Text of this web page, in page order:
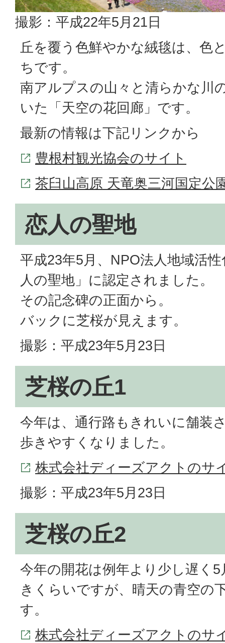
撮影：平成22年5月21日
丘を覆う色鮮やかな絨毯は、色
ちです。
南アルプスの山々と清らかな川
いた「天空の花回廊」です。
最新の情報は下記リンクから
豊根村観光協会のサイト
茶臼山高原 天竜奥三河国定公
恋人の聖地
平成23年5月、NPO法人地域活
人の聖地」に認定されました。
その記念碑の正面から。
バックに芝桜が見えます。
撮影：平成23年5月23日
芝桜の丘1
今年は、通行路もきれいに舗装
歩きやすくなりました。
株式会社ディーズアクトのサ
撮影：平成23年5月23日
芝桜の丘2
今年の開花は例年より少し遅く
きくらいですが、晴天の青空の
す。
株式会社ディーズアクトのサ